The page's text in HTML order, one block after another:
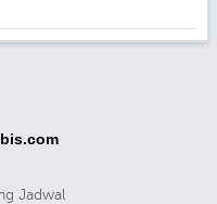
Jadwal